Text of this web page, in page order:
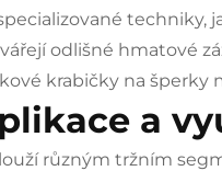
techniky,
odlišné hmatové
krabičky na šperky
a
různým tržním